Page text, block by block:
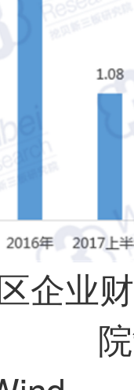
企业